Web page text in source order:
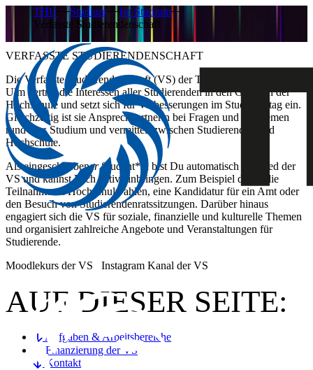
THU Studium
Im Studium
Verfasste Studierendenschaft
VERFASSTE STUDIERENDENSCHAFT
Die Verfasste Studierendenschaft (VS) der Technische Hochschule
Ulm vertritt die Interessen aller Studierenden in den Gremien der
Hochschule und setzt sich für Verbesserungen im Studienalltag ein.
Gleichzeitig ist sie Ansprechpartnerin bei Fragen und Problemen
rund ums Studium und vermittelt zwischen Studierenden und
Hochschule.
Als eingeschriebenerStudent*in bist Du automatisch Mitglied der
VS und kannst Dich aktiv einbringen. Zum Beispiel durch die
Teilnahme an Hochschulwahlen, eine Kandidatur für ein Amt oder
den Besuch von Studierendenratssitzungen. Darüber hinaus
engagiert sich die VS für soziale, finanzielle und kulturelle Themen
und organisiert zahlreiche Angebote und Veranstaltungen für
Studierende.
Moodlekurs der VS
Instagram Kanal der VS
AUF DIESER SEITE:
Aufgaben & Arbeitsbereiche
Finanzierung der VS
Kontakt